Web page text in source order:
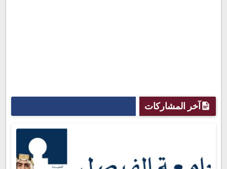
آخر المشاركات